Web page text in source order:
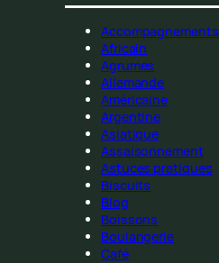
Accompagnements
Africain
Agrumes
Allemande
Américaine
Argentine
Asiatique
Assaisonnement
Astuces pratiques
Biscuits
Blog
Boissons
Boulangerie
Café